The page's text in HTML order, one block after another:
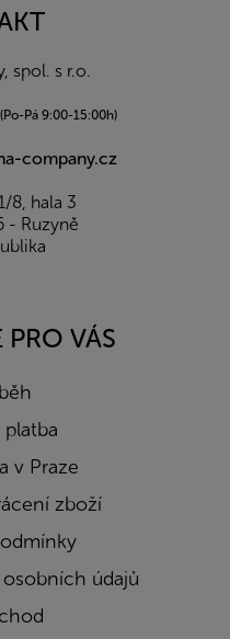
spol. s r.o.
(Po-Pá 9:00-15:00h)
company.cz
8, hala 3
- Ruzyně
VÁS
platba
v Praze
zboží
údajů